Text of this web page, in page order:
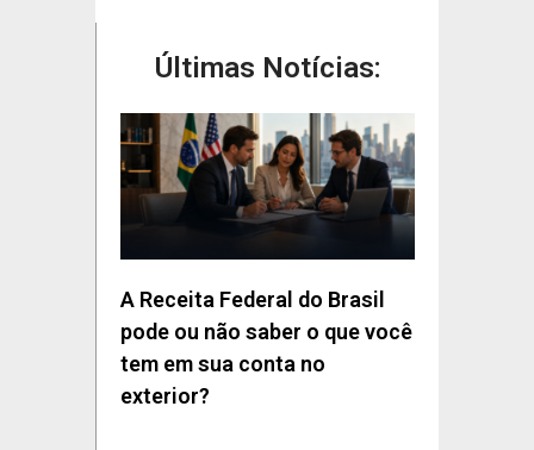
Últimas Notícias:
A Receita Federal do Brasil
pode ou não saber o que você
tem em sua conta no
exterior?